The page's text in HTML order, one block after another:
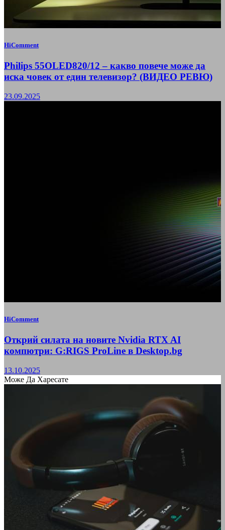
HiComment
Philips 55OLED820/12 – какво повече може да
иска човек от един телевизор? (ВИДЕО РЕВЮ)
23.09.2025
HiComment
Открий силата на новите Nvidia RTX AI
компютри: G:RIGS ProLine в Desktop.bg
13.10.2025
Може Да Харесате